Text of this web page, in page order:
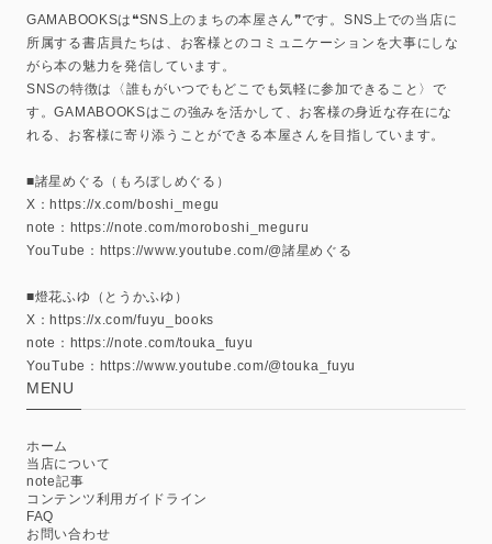
GAMABOOKSは❝SNS上のまちの本屋さん❞です。SNS上での当店に
所属する書店員たちは、お客様とのコミュニケーションを大事にしな
がら本の魅力を発信しています。
SNSの特徴は〈誰もがいつでもどこでも気軽に参加できること〉で
す。GAMABOOKSはこの強みを活かして、お客様の身近な存在にな
れる、お客様に寄り添うことができる本屋さんを目指しています。
■諸星めぐる（もろぼしめぐる）
X：https://x.com/boshi_megu
note：https://note.com/moroboshi_meguru
YouTube：https://www.youtube.com/@諸星めぐる
■燈花ふゆ（とうかふゆ）
X：https://x.com/fuyu_books
note：https://note.com/touka_fuyu
YouTube：https://www.youtube.com/@touka_fuyu
MENU
ホーム
当店について
note記事
コンテンツ利用ガイドライン
FAQ
お問い合わせ